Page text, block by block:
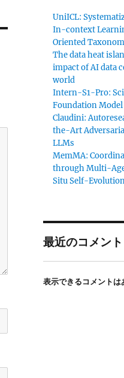
UniICL:
In-context
Oriented
The data heat
impact of AI data
world
Intern-S1-Pro:
Foundation
Claudini:
the-Art
LLMs
MemMA:
through Multi-
Situ Self-
最近のコメント
表示できるコメントは